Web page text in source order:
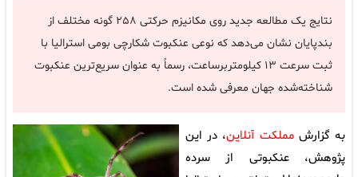
نتایج یک مطالعه جدید روی مکانیزم حرکتی ۲۵۸ گونه مختلف از
بندپایان نشان می‌دهد که نوعی عنکبوت شکارچی بومی استرالیا با
ثبت سرعت ۱۳ کیلومتربرساعت، رسماً به عنوان سریع‌ترین عنکبوت
شناخته‌شده جهان معرفی شده است.
به گزارشمملکت آنلاین، در این
پژوهش، عنکبوتی از سرده